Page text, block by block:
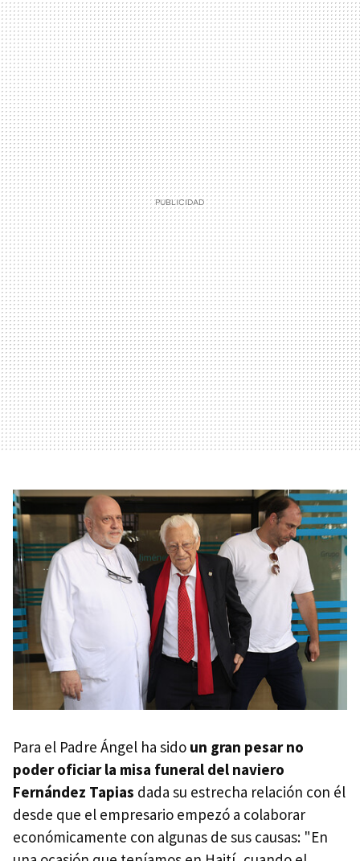
Para el Padre Ángel ha sido un gran pesar no
poder oficiar la misa funeral del naviero
Fernández Tapias dada su estrecha relación con él
desde que el empresario empezó a colaborar
económicamente con algunas de sus causas: "En